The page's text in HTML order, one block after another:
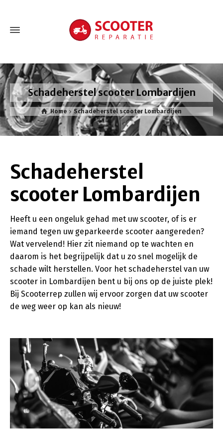
Schadeherstel scooter Lombardijen
Home Schadeherstel scooter Lombardijen
Schadeherstel
scooter Lombardijen
Heeft u een ongeluk gehad met uw scooter, of is er
iemand tegen uw geparkeerde scooter aangereden?
Wat vervelend! Hier zit niemand op te wachten en
daarom is het begrijpelijk dat u zo snel mogelijk de
schade wilt herstellen. Voor het schadeherstel van uw
scooter in Lombardijen bent u bij ons op de juiste plek!
Bij Scooterrep zullen wij ervoor zorgen dat uw scooter
de weg weer op kan als nieuw!